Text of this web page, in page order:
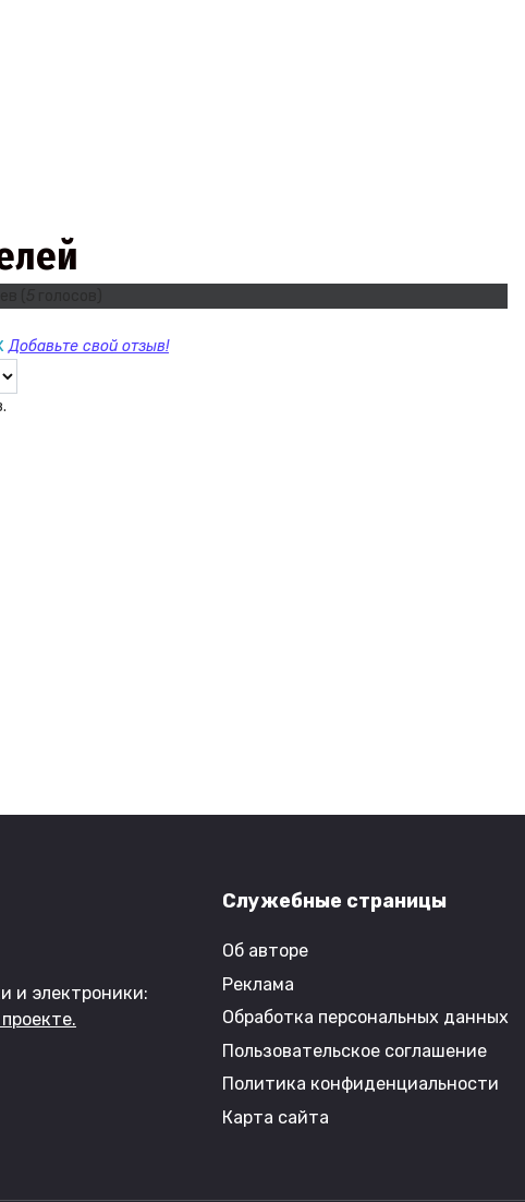
Добавьте свой отзыв!
и электроники:
Служебные страницы
Об авторе
Реклама
Обработка персональных данных
Пользовательское соглашение
Политика конфиденциальности
Карта сайта